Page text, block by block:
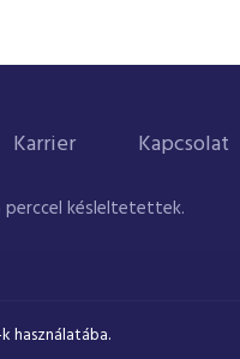
Karrier Kapcsolat
perccel késleltetettek.
használatába.